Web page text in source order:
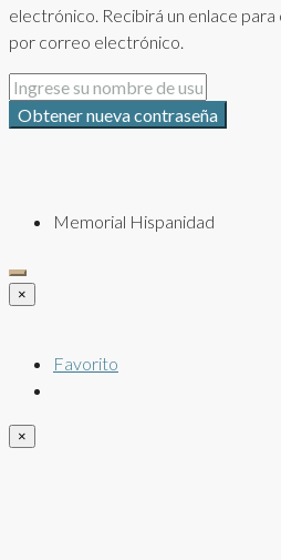
electrónico. Recibirá un enlace
por correo electrónico.
Obtener nueva contraseña
Memorial Hispanidad
×
Favorito
×